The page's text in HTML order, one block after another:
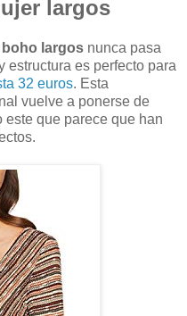
largos
largos nunca pasa
estructura es perfecto para
32 euros. Esta
vuelve a ponerse de
este que parece que han